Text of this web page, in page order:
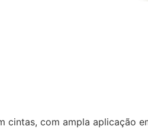
com ampla aplicação